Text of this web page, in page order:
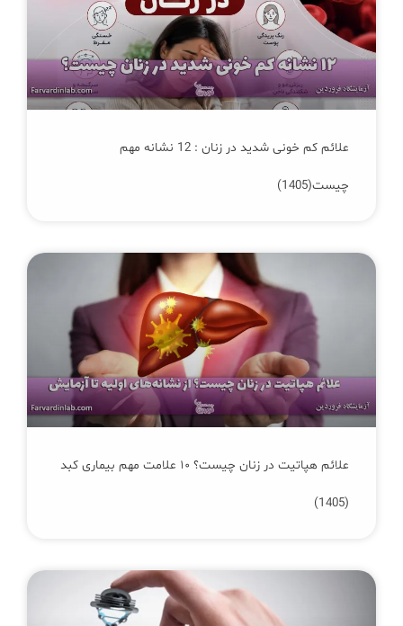
علائم کم‌ خونی شدید در زنان : 12 نشانه مهم
چیست(1405)
علائم هپاتیت در زنان چیست؟ ۱۰ علامت مهم بیماری کبد
(1405)